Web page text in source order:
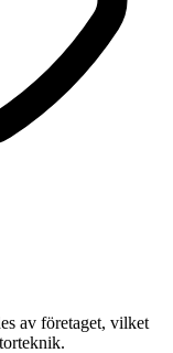
av företaget, vilket